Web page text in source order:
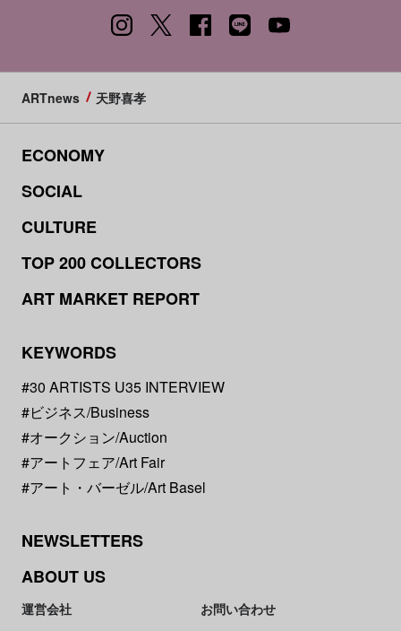
ARTnews 天野喜孝
ECONOMY
SOCIAL
CULTURE
TOP 200 COLLECTORS
ART MARKET REPORT
KEYWORDS
#30 ARTISTS U35 INTERVIEW
#ビジネス/Business
#オークション/Auction
#アートフェア/Art Fair
#アート・バーゼル/Art Basel
NEWSLETTERS
ABOUT US
運営会社
お問い合わせ